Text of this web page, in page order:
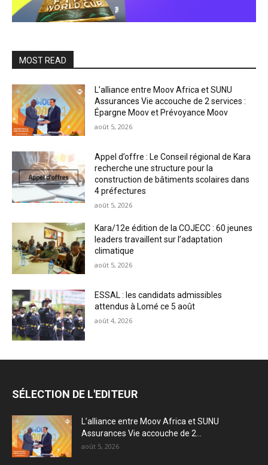
MOST READ
L’alliance entre Moov Africa et SUNU
Assurances Vie accouche de 2 services :
Épargne Moov et Prévoyance Moov
août 5, 2026
Appel d’offre : Le Conseil régional de Kara
recherche une structure pour la
construction de bâtiments scolaires dans
4 préfectures
août 5, 2026
Kara/12e édition de la COJECC : 60 jeunes
leaders travaillent sur l’adaptation
climatique
août 5, 2026
ESSAL : les candidats admissibles
attendus à Lomé ce 5 août
août 4, 2026
SÉLECTION DE L'EDITEUR
L’alliance entre Moov Africa et SUNU
Assurances Vie accouche de 2...
août 5, 2026